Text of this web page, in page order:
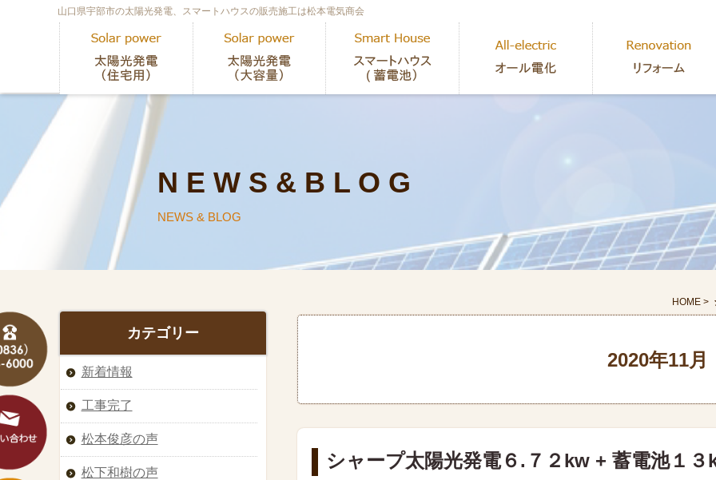
山口県宇部市の太陽光発電、スマートハウスの販売施工は松本電気商会
N E W S & B L O G
NEWS & BLOG
HOME >
2020年11月
シャープ太陽光発電６.７２kw + 蓄電池１
カテゴリー
新着情報
工事完了
松本俊彦の声
松下和樹の声